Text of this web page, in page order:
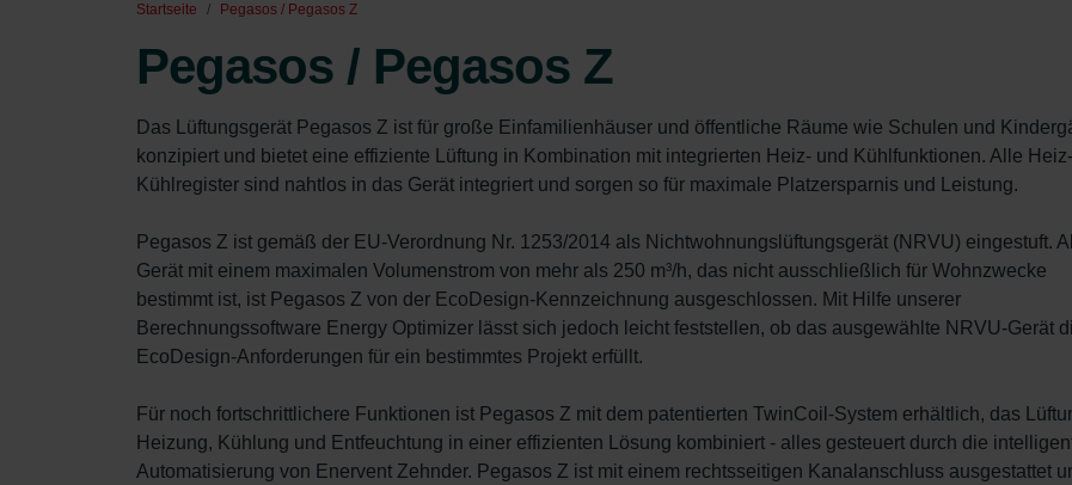
Startseite Pegasos / Pegasos Z
Pegasos / Pegasos Z
Das Lüftungsgerät Pegasos Z ist für große Einfamilienhäuser und öffentliche Räume wie Schulen und
konzipiert und bietet eine effiziente Lüftung in Kombination mit integrierten Heiz- und Kühlfunktionen. Alle
Kühlregister sind nahtlos in das Gerät integriert und sorgen so für maximale Platzersparnis und Leistung.
Pegasos Z ist gemäß der EU-Verordnung Nr. 1253/2014 als Nichtwohnungslüftungsgerät (NRVU) eingestuft.
Gerät mit einem maximalen Volumenstrom von mehr als 250 m³/h, das nicht ausschließlich für Wohnzwecke
bestimmt ist, ist Pegasos Z von der EcoDesign-Kennzeichnung ausgeschlossen. Mit Hilfe unserer
Berechnungssoftware Energy Optimizer lässt sich jedoch leicht feststellen, ob das ausgewählte NRVU-Gerät
EcoDesign-Anforderungen für ein bestimmtes Projekt erfüllt.
Für noch fortschrittlichere Funktionen ist Pegasos Z mit dem patentierten TwinCoil-System erhältlich, das
Heizung, Kühlung und Entfeuchtung in einer effizienten Lösung kombiniert - alles gesteuert durch die
Automatisierung von Enervent Zehnder. Pegasos Z ist mit einem rechtsseitigen Kanalanschluss ausgestattet